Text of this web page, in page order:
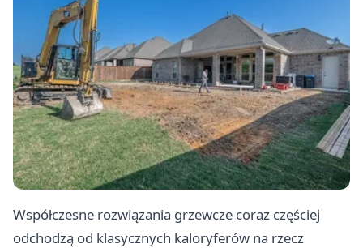
Współczesne rozwiązania grzewcze coraz częściej
odchodzą od klasycznych kaloryferów na rzecz